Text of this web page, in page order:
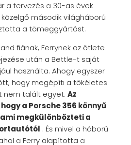
a tervezés a 30-as évek
második világháború
a tömeggyártást.
fiának, Ferrynek az ötlete
után a Bettle-t saját
használta. Ahogy egyszer
hogy megépíti a tökéletes
nem talált egyet. Az
a Porsche 356 könnyű
megkülönbözteti a
. És mivel a háború
a Ferry alapította a